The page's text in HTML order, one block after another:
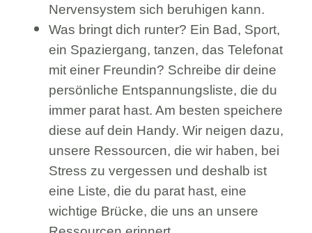
Nervensystem sich beruhigen kann.
Was bringt dich runter? Ein Bad, Sport,
ein Spaziergang, tanzen, das Telefonat
mit einer Freundin? Schreibe dir deine
persönliche Entspannungsliste, die du
immer parat hast. Am besten speichere
diese auf dein Handy. Wir neigen dazu,
unsere Ressourcen, die wir haben, bei
Stress zu vergessen und deshalb ist
eine Liste, die du parat hast, eine
wichtige Brücke, die uns an unsere